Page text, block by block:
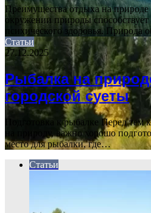
Преимущества отдыха на
окружении природы
психического здоровья.
Статьи
27.12.2025
Рыбалка на
городской суеты
Подготовка к рыбалке Перед тем
на природу, важно хорошо
место для рыбалки, где…
Статьи